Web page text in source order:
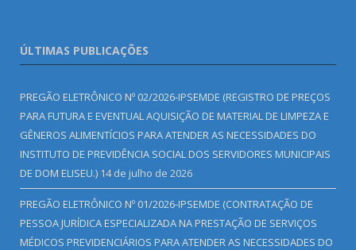
ÚLTIMAS PUBLICAÇÕES
PREGÃO ELETRÔNICO Nº 02/2026-IPSEMDE (REGISTRO DE PREÇOS
PARA FUTURA E EVENTUAL AQUISIÇÃO DE MATERIAL DE LIMPEZA E
GÊNEROS ALIMENTÍCIOS PARA ATENDER AS NECESSIDADES DO
INSTITUTO DE PREVIDÊNCIA SOCIAL DOS SERVIDORES MUNICIPAIS
DE DOM ELISEU.) 14 de julho de 2026
PREGÃO ELETRÔNICO Nº 01/2026-IPSEMDE (CONTRATAÇÃO DE
PESSOA JURÍDICA ESPECIALIZADA NA PRESTAÇÃO DE SERVIÇOS
MÉDICOS PREVIDENCIÁRIOS PARA ATENDER AS NECESSIDADES DO